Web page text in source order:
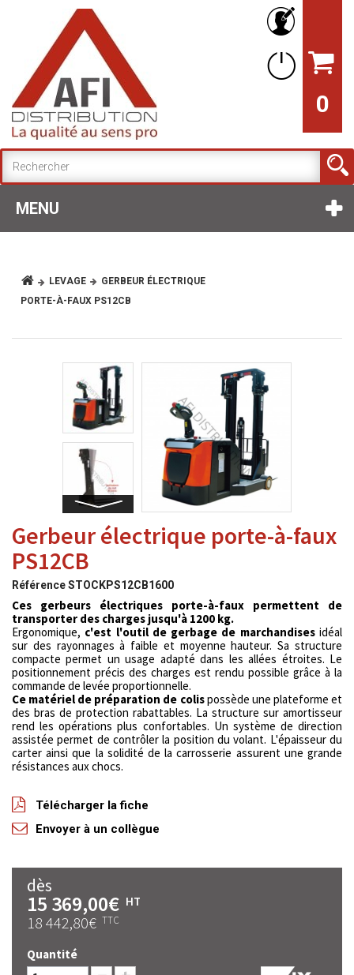
0
MENU
LEVAGE
GERBEUR ÉLECTRIQUE
PORTE-À-FAUX PS12CB
Gerbeur électrique porte-à-faux
PS12CB
RéférenceSTOCKPS12CB1600
Ces gerbeurs électriques porte-à-faux permettent de
transporter des charges jusqu'à 1200 kg.
Ergonomique, c'est l'outil de gerbage de marchandises idéal
sur des rayonnages à faible et moyenne hauteur. Sa structure
compacte permet un usage adapté dans les allées étroites. Le
positionnement précis des charges est rendu possible grâce à la
commande de levée proportionnelle.
Ce matériel de préparation de colispossède une plateforme et
des bras de protection rabattables. La structure sur amortisseur
rend les opérations plus confortables. Un système de direction
assistée permet de contrôler la position du volant. L'épaisseur du
carter ainsi que la solidité de la carrosserie assurent une grande
résistances aux chocs.
Télécharger la fiche
Envoyer à un collègue
dès
15 369,00€ HT
18 442,80€ TTC
Quantité